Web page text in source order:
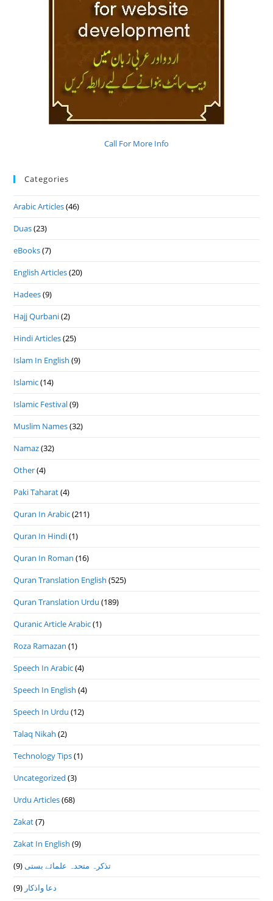
Call For More Info
Categories
Arabic Articles(46)
Duas(23)
eBooks(7)
English Articles(20)
Hadees(9)
Hajj Qurbani(2)
Hindi Articles(25)
Islam In English (9)
Islamic(14)
Islamic Festival(9)
Muslim Names(32)
Namaz(32)
Other(4)
Paki Taharat(4)
Quran In Arabic(211)
Quran In Hindi(1)
Quran In Roman (16)
Quran Translation English (525)
Quran Translation Urdu (189)
Quranic Article Arabic(1)
Roza Ramazan (1)
Speech In Arabic(4)
Speech In English (4)
Speech In Urdu (12)
Talaq Nikah (2)
Technology Tips(1)
Uncategorized (3)
Urdu Articles(68)
Zakat(7)
Zakat In English (9)
تذكرہ متحدہ علمائے بستى(9)
دعا واذكار (9)